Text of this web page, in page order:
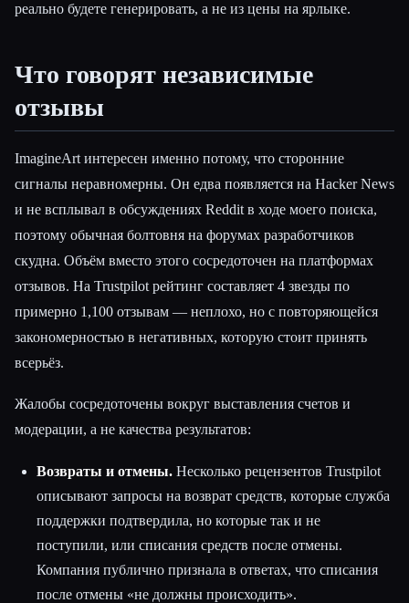
реально будете генерировать, а не из цены на ярлыке.
Что говорят независимые
отзывы
ImagineArt интересен именно потому, что сторонние
сигналы неравномерны. Он едва появляется на Hacker News
и не всплывал в обсуждениях Reddit в ходе моего поиска,
поэтому обычная болтовня на форумах разработчиков
скудна. Объём вместо этого сосредоточен на платформах
отзывов. На Trustpilot рейтинг составляет 4 звезды по
примерно 1,100 отзывам — неплохо, но с повторяющейся
закономерностью в негативных, которую стоит принять
всерьёз.
Жалобы сосредоточены вокруг выставления счетов и
модерации, а не качества результатов:
Возвраты и отмены. Несколько рецензентов Trustpilot
описывают запросы на возврат средств, которые служба
поддержки подтвердила, но которые так и не
поступили, или списания средств после отмены.
Компания публично признала в ответах, что списания
после отмены «не должны происходить».